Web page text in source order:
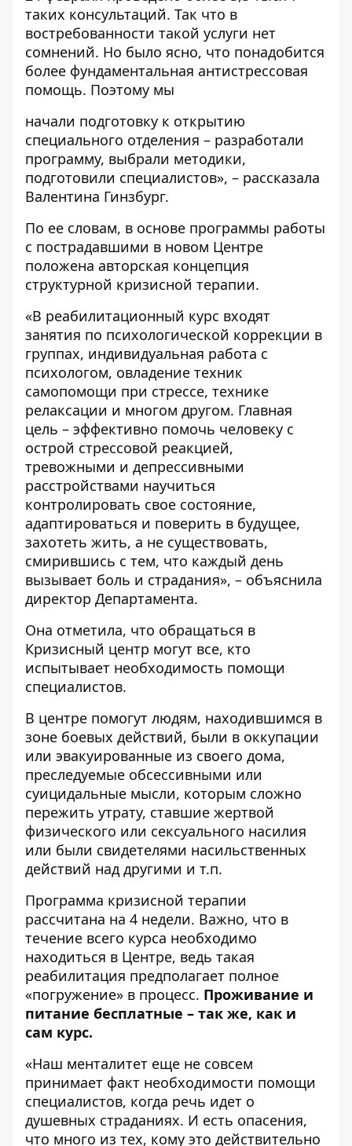
таких консультаций. Так что в
востребованности такой услуги нет
сомнений. Но было ясно, что понадобится
более фундаментальная антистрессовая
помощь. Поэтому мы
начали подготовку к открытию
специального отделения – разработали
программу, выбрали методики,
подготовили специалистов», – рассказала
Валентина Гинзбург.
По ее словам, в основе программы работы
с пострадавшими в новом Центре
положена авторская концепция
структурной кризисной терапии.
«В реабилитационный курс входят
занятия по психологической коррекции в
группах, индивидуальная работа с
психологом, овладение техник
самопомощи при стрессе, технике
релаксации и многом другом. Главная
цель – эффективно помочь человеку с
острой стрессовой реакцией,
тревожными и депрессивными
расстройствами научиться
контролировать свое состояние,
адаптироваться и поверить в будущее,
захотеть жить, а не существовать,
смирившись с тем, что каждый день
вызывает боль и страдания», – объяснила
директор Департамента.
Она отметила, что обращаться в
Кризисный центр могут все, кто
испытывает необходимость помощи
специалистов.
В центре помогут людям, находившимся в
зоне боевых действий, были в оккупации
или эвакуированные из своего дома,
преследуемые обсессивными или
суицидальные мысли, которым сложно
пережить утрату, ставшие жертвой
физического или сексуального насилия
или были свидетелями насильственных
действий над другими и т.п.
Программа кризисной терапии
рассчитана на 4 недели. Важно, что в
течение всего курса необходимо
находиться в Центре, ведь такая
реабилитация предполагает полное
«погружение» в процесс. Проживание и
питание бесплатные – так же, как и
сам курс.
«Наш менталитет еще не совсем
принимает факт необходимости помощи
специалистов, когда речь идет о
душевных страданиях. И есть опасения,
что много из тех, кому это действительно